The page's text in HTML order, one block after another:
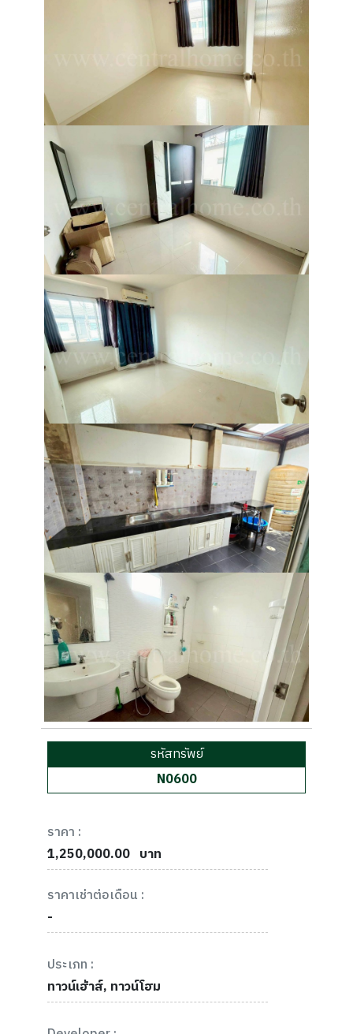
รหัสทรัพย์
N0600
ราคา :
1,250,000.00 บาท
ราคาเช่าต่อเดือน :
-
ประเภท :
ทาวน์เฮ้าส์, ทาวน์โฮม